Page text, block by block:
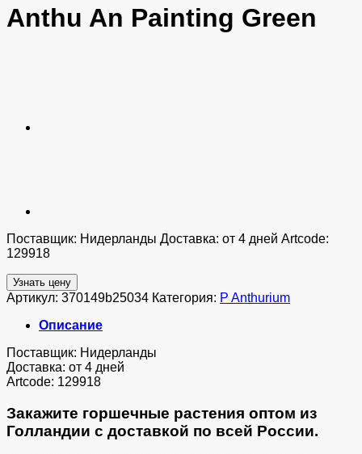
Anthu An Painting Green
Поставщик: Нидерланды Доставка: от 4 дней Artcode:
129918
Узнать цену
Артикул: 370149b25034 Категория: P Anthurium
Описание
Поставщик: Нидерланды
Доставка: от 4 дней
Artcode: 129918
Закажите горшечные растения оптом из
Голландии с доставкой по всей России.